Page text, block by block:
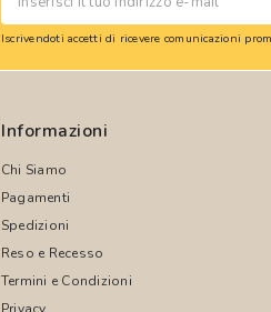
Iscrivendoti accetti di ricevere comunicazioni
Informazioni
Chi Siamo
Pagamenti
Spedizioni
Reso e Recesso
Termini e Condizioni
Privacy